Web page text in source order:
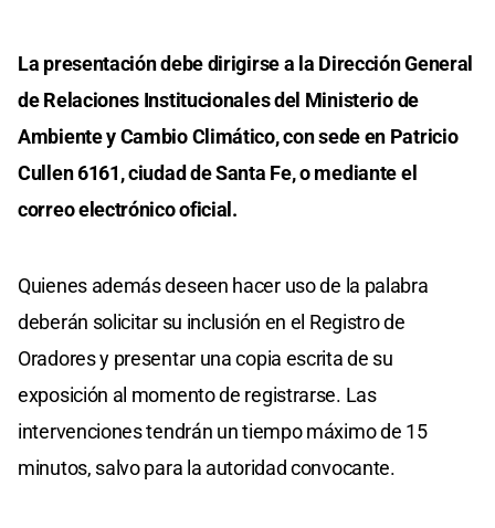
La presentación debe dirigirse a la Dirección General
de Relaciones Institucionales del Ministerio de
Ambiente y Cambio Climático, con sede en Patricio
Cullen 6161, ciudad de Santa Fe, o mediante el
correo electrónico oficial.
Quienes además deseen hacer uso de la palabra
deberán solicitar su inclusión en el Registro de
Oradores y presentar una copia escrita de su
exposición al momento de registrarse. Las
intervenciones tendrán un tiempo máximo de 15
minutos, salvo para la autoridad convocante.